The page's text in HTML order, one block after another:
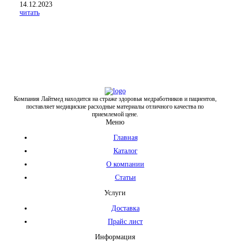
14.12.2023
читать
Компания Лайтмед находится на страже здоровья медработников и пациентов,
поставляет медициские расходные материалы отличного качества по
приемлемой цене.
Меню
Главная
Каталог
О компании
Статьи
Услуги
Доставка
Прайс лист
Информация